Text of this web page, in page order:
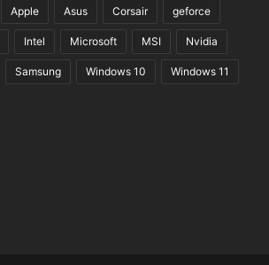
Apple Asus Corsair geforce
Intel Microsoft MSI Nvidia
Samsung Windows 10 Windows 11